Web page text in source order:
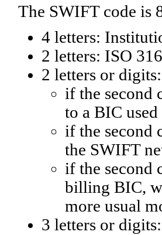
The SWIFT code is
4 letters:
2 letters: ISO
2 letters or
if the second
to a BIC
if the second
the SWIFT
if the second
billing BIC,
more usual
3 letters or